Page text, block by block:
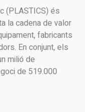
(PLASTICS) és
la cadena de valor
fabricants
En conjunt, els
milió de
de 519.000